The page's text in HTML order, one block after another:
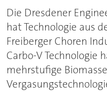
Die Dresdener
hat Technologie aus
Freiberger Choren
Carbo-V Technologie
mehrstufige